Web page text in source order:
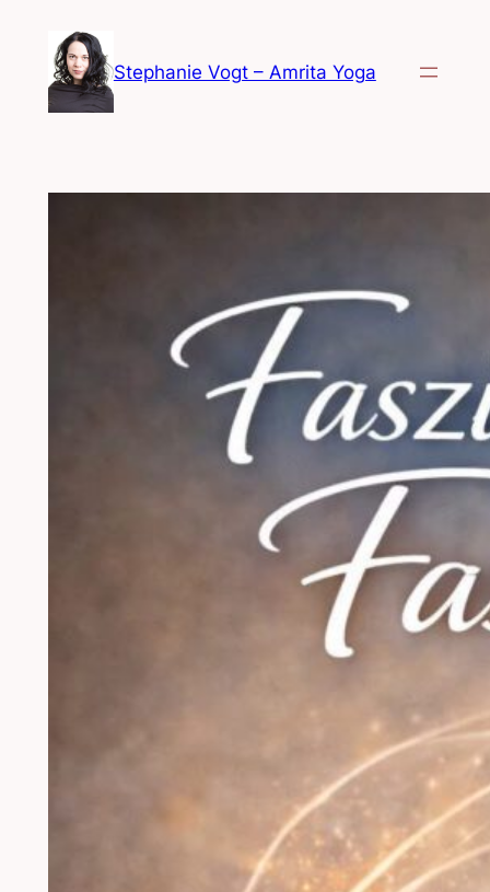
Inhalt
springen
Stephanie Vogt – Amrita Yoga